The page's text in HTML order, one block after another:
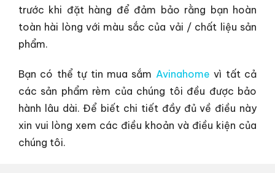
trước khi đặt hàng để đảm bảo rằng bạn hoàn
toàn hài lòng với màu sắc của vải / chất liệu sản
phẩm.
Bạn có thể tự tin mua sắm Avinahome vì tất cả
các sản phẩm rèm của chúng tôi đều được bảo
hành lâu dài. Để biết chi tiết đầy đủ về điều này
xin vui lòng xem các điều khoản và điều kiện của
chúng tôi.